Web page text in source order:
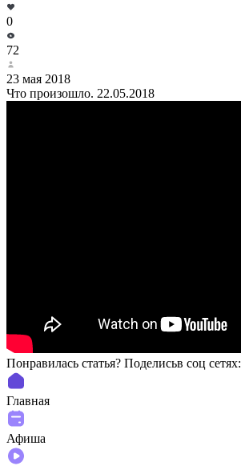
0
72
23 мая 2018
Что произошло. 22.05.2018
Понравилась статья? Поделиcьв соц сетях:
Главная
Афиша